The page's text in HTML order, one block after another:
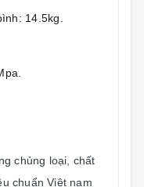
14.5kg.
chủng loại, chất
chuẩn Việt nam